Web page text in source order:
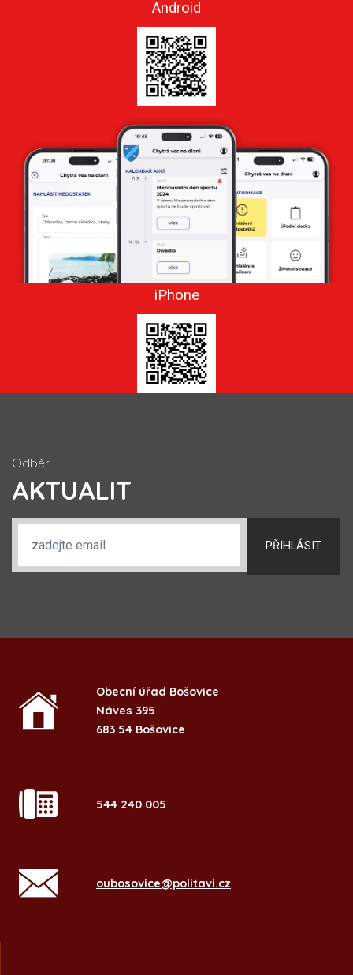
Android
iPhone
Odběr
AKTUALIT
PŘIHLÁSIT
Obecní úřad Bošovice
Náves 395
683 54 Bošovice
544 240 005
oubosovice@politavi.cz